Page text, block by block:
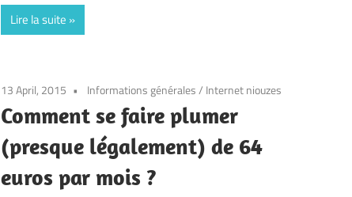
Lire la suite
13 April, 2015 Informations générales/ Internet niouzes
Comment se faire plumer
(presque légalement) de 64
euros par mois ?